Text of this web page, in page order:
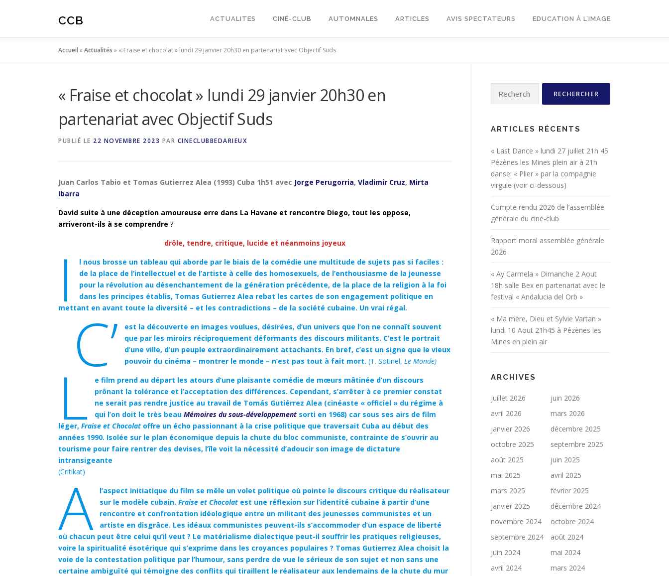
CCB ACTUALITES CINÉ-CLUB AUTOMNALES ARTICLES AVIS SPECTATEURS EDUCATION À L’IMAGE
Accueil »Actualités » « Fraise et chocolat » lundi 29 janvier 20h30 en partenariat avec Objectif Suds
« Fraise et chocolat » lundi 29 janvier 20h30 en
partenariat avec Objectif Suds
PUBLIÉ LE 22 NOVEMBRE 2023 PAR CINECLUBBEDARIEUX
Juan Carlos Tabio et Tomas Gutierrez Alea (1993) Cuba 1h51 avec Jorge Perugorria, Vladimir Cruz, Mirta
Ibarra
David suite à une déception amoureuse erre dans La Havane et rencontre Diego, tout les oppose,
arriveront-ils à se comprendre ?
drôle, tendre, critique, lucide et néanmoins joyeux
i
l nous brosse un tableau qui aborde par le biais de la comédie une multitude de sujets pas si faciles :
de la place de l’intellectuel et de l’artiste à celle des homosexuels, de l’enthousiasme de la jeunesse
pour la révolution au désenchantement de la génération précédente, de la place de la religion à la foi
dans les principes établis, Tomas Gutierrez Alea rebat les cartes de son engagement politique en
mettant en avant toute la diversité – et les contradictions – de la société cubaine. Un vrai régal.
C’
est la découverte en images voulues, désirées, d’un univers que l’on ne connaît souvent
que par les miroirs réciproquement déformants des discours militants. C’est le portrait
d’une ville, d’un peuple extraordinairement attachants. En bref, c’est un signe que le vieux
pouvoir du cinéma – montrer le monde – n’est pas tout à fait mort. (T. Sotinel, Le Monde)
L
e film prend au départ les atours d’une plaisante comédie de mœurs mâtinée d’un discours
prônant la tolérance et l’acceptation des différences. Cependant, s’arrêter à ce premier constat
ne serait pas rendre justice au travail de Tomás Gutiérrez Alea (cinéaste « officiel » du régime à
qui l’on doit le très beau Mémoires du sous-développementsorti en 1968) car sous ses airs de film
léger, Fraise et Chocolat offre un écho passionnant à la crise politique que traversait Cuba au début des
années 1990. Isolée sur le plan économique depuis la chute du bloc communiste, contrainte de s’ouvrir au
tourisme pour faire rentrer des devises, l’île voit la nécessité d’adoucir son image de dictature
intransigeante
(Critikat)
A
l’aspect initiatique du film se mêle un volet politique où pointe le discours critique du réalisateur
sur le modèle cubain. Fraise et Chocolatest une réflexion sur l’identité cubaine à partir d’une
rencontre et confrontation idéologique entre un militant des jeunesses communistes et un
artiste en disgrâce. Les idéaux communistes peuvent-ils s’accommoder d’un espace de liberté
où chacun peut être celui qu’il veut ? Le matérialisme dialectique peut-il souffrir les pratiques religieuses,
voire la spiritualité ésotérique qui s’exprime dans les croyances populaires ? Tomas Gutierrez Alea choisit la
voie de la contestation politique par l’humour, sans perdre de vue le sérieux de son sujet et non sans une
certaine ambiguïté qui témoigne des conflits qui tiraillent le réalisateur aux lendemains de la chute du mur
ARTICLES RÉCENTS
« Last Dance » lundi 27 juillet 21h 45
Pézènes les Mines plein air à 21h
danse: « Plier » par la compagnie
virgule (voir ci-dessous)
Compte rendu 2026 de l’assemblée
générale du ciné-club
Rapport moral assemblée générale
2026
« Ay Carmela » Dimanche 2 Aout
18h salle Bex en partenariat avec le
festival « Andalucia del Orb »
« Ma mère, Dieu et Sylvie Vartan »
lundi 10 Aout 21h45 à Pézènes les
Mines en plein air
ARCHIVES
juillet 2026
juin 2026
avril 2026
mars 2026
janvier 2026
décembre 2025
octobre 2025
septembre 2025
août 2025
juin 2025
mai 2025
avril 2025
mars 2025
février 2025
janvier 2025
décembre 2024
novembre 2024
octobre 2024
septembre 2024
août 2024
juin 2024
mai 2024
avril 2024
mars 2024